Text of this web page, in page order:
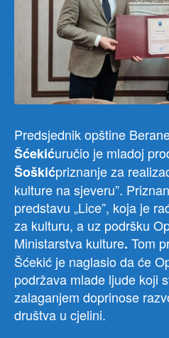
Predsjednik opštine
Šćekićuručio je mladoj
Šoškićpriznanje za
kulture na sjeveru”.
predstavu „Lice”, koja je
za kulturu, a uz podršku
Ministarstva kulture. Tom
Šćekić je naglasio da će
podržava mlade ljude koji
zalaganjem doprinose
društva u cjelini.